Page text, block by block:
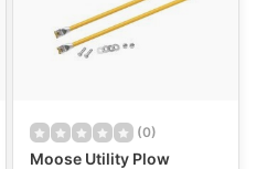
(0)
Moose Utility Plow